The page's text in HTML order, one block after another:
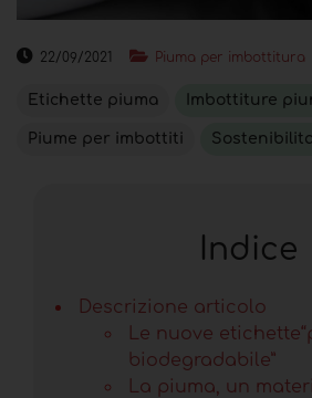
22/09/2021 Piuma per imbottitura
Etichette piuma Imbottiture
Piume per imbottiti
Indice
Descrizione articolo
Le nuove
biodegradabile”
La piuma, un